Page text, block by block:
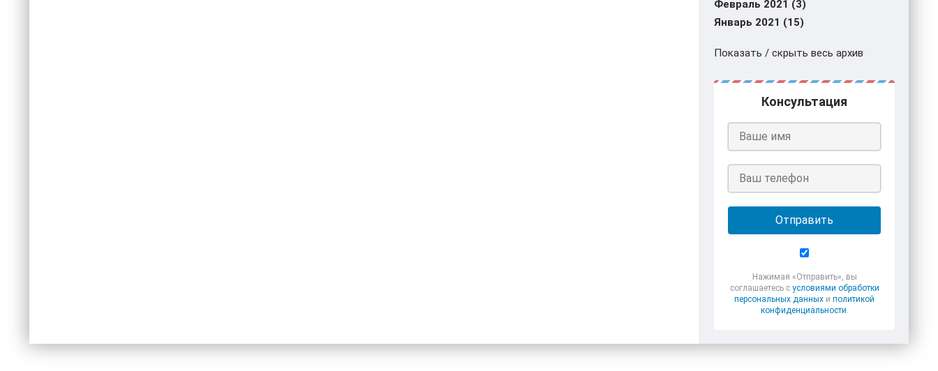
Февраль 2021 (3)
Январь 2021 (15)
Показать / скрыть весь архив
Консультация
Отправить
Нажимая «Отправить», вы
соглашаетесь с условиями обработки
персональных данных и политикой
конфиденциальности.